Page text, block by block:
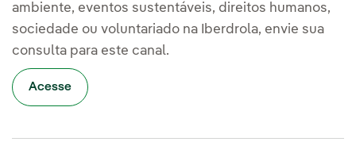
ambiente, eventos sustentáveis, direitos humanos,
sociedade ou voluntariado na Iberdrola, envie sua
consulta para este canal.
Acesse